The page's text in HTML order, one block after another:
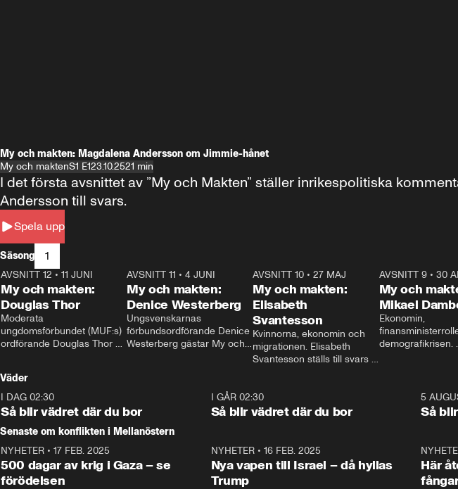
My och makten: Magdalena Andersson om Jimmie-hånet
My och maktenS1 E123.10.2521 min
Spela upp
I det första avsnittet av ”My och Makten” ställer inrikespolitiska
Andersson till svars.
Säsong 1
26:27
AVSNITT 12 • 11 JUNI
My och makten:
Douglas Thor
Moderata
ungdomsförbundet (MUF:s)
ordförande Douglas Thor
tonårsutvisningarna och hur
Moderaterna ska locka
väljare till valet i höst.
23:40
AVSNITT 11 •4 JUNI
My och makten:
Denice Westerberg
Ungsvenskarnas
förbundsordförande Denice
Westerberg gästar My och
AVSNITT 10 •27 MAJ
My och makten:
Elisabeth
Svantesson
Kvinnorna, ekonomin och
migrationen. Elisabeth
Svantesson ställs till svars
AVSNITT 9• 30
My och
Mikael
Ekonomin,
demografikrisen.
och Makten.
Väder
I DAG 02:30
Så blir vädret där du bor
1:06
I GÅR 02:30
Så blir vädret där du bor
5
Så
Senaste om konflikten i Mellanöstern
NYHETER • 17 FEB. 2025
500 dagar av krig i Gaza – se
förödelsen
NYHETER• 16 FEB. 2025
Nya vapen till Israel – då hyllas
Trump
Här